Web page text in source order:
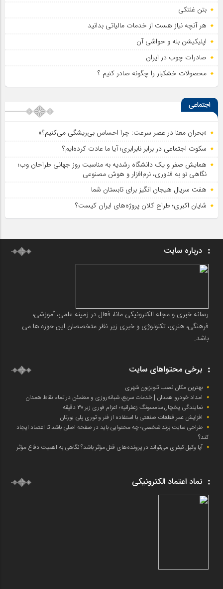
بتن غلتکی
هر آنچه نیاز هست از خدمات مالیاتی بدانید
اپلیکیشن بله و حواشی آن
صادرات چوب در ایران
محصولات خشکبار را چگونه صادر کنیم ؟
اجتماعی
«بحران معنا در عصر سرعت: چرا احساس بی‌ریشگی می‌کنیم؟»
سکوت اجتماعی در برابر نابرابری؛ آیا ما عادت کرده‌ایم؟
همایش صفر و یک دانشگاه رشدیه به مناسبت روز جهانی طراحان وب؛
نگاهی نو به فناوری، نرم‌افزار و هوش مصنوعی
هفت سریال هیجان انگیز برای تابستان شما
شایان اکبری؛ طراح کلان پروژه‌های ایران کیست؟
درباره سایت
رسانه خبری و مجله الکترونیکی مانا، فعال در زمینه علمی، آموزشی،
فرهنگی، هنری، تکنولوژی و خبری زیر نظر متخصصان این حوزه ها می
باشد.
برخی محتواهای سایت
بهترین مکان نصب تلویزیون شهری
امداد خودرو همدان | خدمات سریع، شبانه‌روزی و مطمئن در تمام نقاط همدان
نمایندگی یخچال سامسونگ زعفرانیه؛ اعزام فوری زیر ۳۰ دقیقه
افزایش عمر قطعات صنعتی با استفاده از فنر و توری پلی یورتان
طراحی سایت برند شخصی؛ چه محتوایی باید در صفحه اصلی باشد تا اعتماد ایجاد
کند؟
آیا وکیل کیفری می‌تواند در پرونده‌های قتل مؤثر باشد؟ نگاهی به اهمیت دفاع مؤثر
نماد اعتماد الکترونیکی